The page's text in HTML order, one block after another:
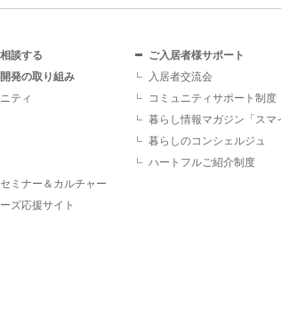
談する
発の取り組み
ティ
ミナー＆カルチャー
ズ応援サイト
ご入居者様サポート
入居者交流会
コミュニティサポート制度
暮らし情報マガジン「スマ
暮らしのコンシェルジュ
ハートフルご紹介制度